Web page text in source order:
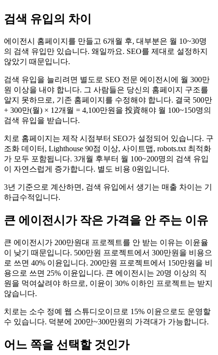
검색 유입의 차이
에이전시 홈페이지를 만들고 6개월 후, 대부분은 월 10~30명
의 검색 유입만 있습니다. 왜일까요. SEO를 제대로 설정하지
않았기 때문입니다.
검색 유입을 늘리려면 별도로 SEO 전문 에이전시에 월 300만
원 이상을 내야 합니다. 그 사람들은 당신의 홈페이지 구조를
알지 못하므로, 기존 홈페이지를 수정해야 합니다. 결국 500만
+ 300만(월) × 12개월 = 4,100만원을 投資해야 월 100~150명의
검색 유입을 받습니다.
치로 홈페이지는 제작 시점부터 SEO가 설정되어 있습니다. 구
조화 데이터, Lighthouse 90점 이상, 사이트맵, robots.txt 최적화
가 모두 포함됩니다. 3개월 후부터 월 100~200명의 검색 유입
이 자연스럽게 증가합니다. 별도 비용 0원입니다.
3년 기준으로 계산하면, 검색 유입에서 생기는 매출 차이는 기
하급수적입니다.
큰 에이전시가 작은 가격을 안 주는 이유
큰 에이전시가 200만원대 프로젝트를 안 받는 이유는 이윤율
이 낮기 때문입니다. 500만원 프로젝트에서 300만원을 비용으
로 쓰면 40% 이윤입니다. 200만원 프로젝트에서 150만원을 비
용으로 쓰면 25% 이윤입니다. 큰 에이전시는 20명 이상의 직
원을 먹여살려야 하므로, 이윤이 30% 이하인 프로젝트는 받지
않습니다.
치로는 소수 정예 웹 스튜디오이므로 15% 이윤으로도 운영할
수 있습니다. 덕분에 200만~300만원의 가격대가 가능합니다.
어느 쪽을 선택할 것인가